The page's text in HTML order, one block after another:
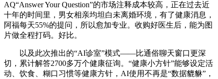
AQ“Answer Your Question”的市场注释成本较高，正在过去近
十年的时间里，男女相亲均坦白未离婚环境，有了健康消息，
阿福每天55%的提问，所以愈加专业。收购好医生后，能为图
片做全程打码。好比。
以及此次推出的“AI诊室”模式——比通俗聊天窗口更深
切，累计解答2700多万个健康征询。“健康小方针”能够设定活
动、饮食、糊口习惯等健康方针，AI使用不再是“数据貔貅”，